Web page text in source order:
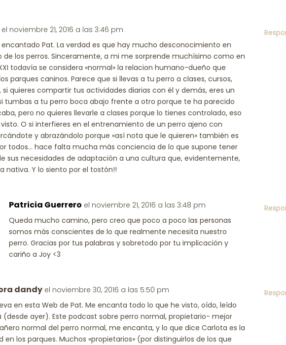
el noviembre 21, 2016 a las 3:46 pm
Pat. La verdad es que hay mucho desconocimiento en
de los perros. Sinceramente, a mi me sorprende muchísimo como en
todavía se considera «normal» la relacion humano-dueño que
parques caninos. Parece que si llevas a tu perro a clases, cursos,
si quieres compartir tus actividades diarias con él y demás, eres un
si tumbas a tu perro boca abajo frente a otro porque te ha parecido
pero no quieres llevarle a clases porque lo tienes controlado, eso
O si interfieres en el entrenamiento de un perro ajeno con
y abrazándolo porque «así nota que le quieren» también es
todos… hace falta mucha más conciencia de lo que supone tener
sus necesidades de adaptación a una cultura que, evidentemente,
nativa. Y lo siento por el tostón!!
Patricia Guerrero el noviembre 21, 2016 a las 3:48 pm
Queda mucho camino, pero creo que poco a poco las personas
somos más conscientes de lo que realmente necesita nuestro
perro. Gracias por tus palabras y sobretodo por tu implicación y
cariño a Joy <3
dandy el noviembre 30, 2016 a las 5:50 pm
en esta Web de Pat. Me encanta todo lo que he visto, oído, leído
(desde ayer). Este podcast sobre perro normal, propietario- mejor
normal del perro normal, me encanta, y lo que dice Carlota es la
en los parques. Muchos «propietarios» (por distinguirlos de los que